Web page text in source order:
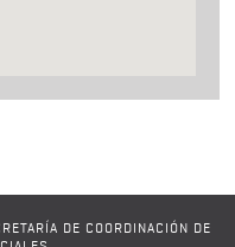
DE COORDINACIÓN DE